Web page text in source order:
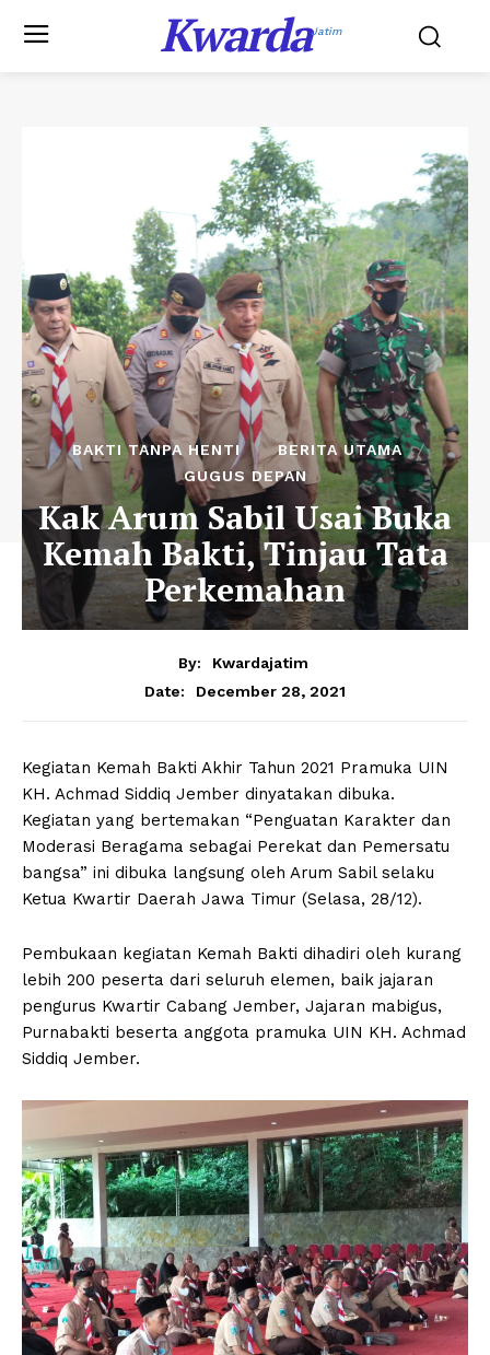
KwardaJatim
BAKTI TANPA HENTI
BERITA UTAMA
GUGUS DEPAN
Kak Arum Sabil Usai Buka
Kemah Bakti, Tinjau Tata
Perkemahan
By:
Kwardajatim
Date:
December 28, 2021
Kegiatan Kemah Bakti Akhir Tahun 2021 Pramuka UIN
KH. Achmad Siddiq Jember dinyatakan dibuka.
Kegiatan yang bertemakan “Penguatan Karakter dan
Moderasi Beragama sebagai Perekat dan Pemersatu
bangsa” ini dibuka langsung oleh Arum Sabil selaku
Ketua Kwartir Daerah Jawa Timur (Selasa, 28/12).
Pembukaan kegiatan Kemah Bakti dihadiri oleh kurang
lebih 200 peserta dari seluruh elemen, baik jajaran
pengurus Kwartir Cabang Jember, Jajaran mabigus,
Purnabakti beserta anggota pramuka UIN KH. Achmad
Siddiq Jember.